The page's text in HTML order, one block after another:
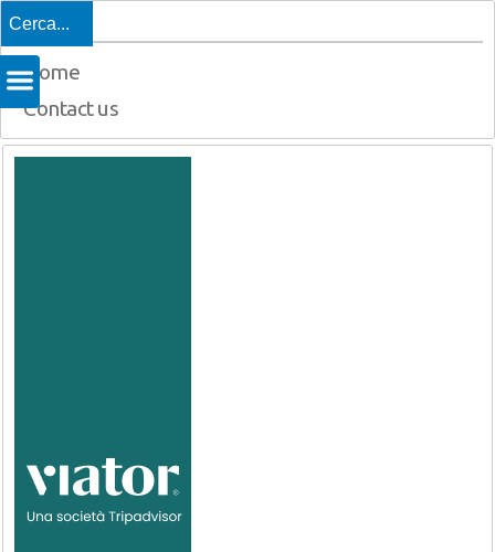
Top
Home
Contact us